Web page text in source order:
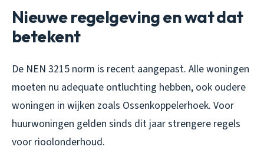
Nieuwe regelgeving en wat dat
betekent
De NEN 3215 norm is recent aangepast. Alle woningen
moeten nu adequate ontluchting hebben, ook oudere
woningen in wijken zoals Ossenkoppelerhoek. Voor
huurwoningen gelden sinds dit jaar strengere regels
voor rioolonderhoud.